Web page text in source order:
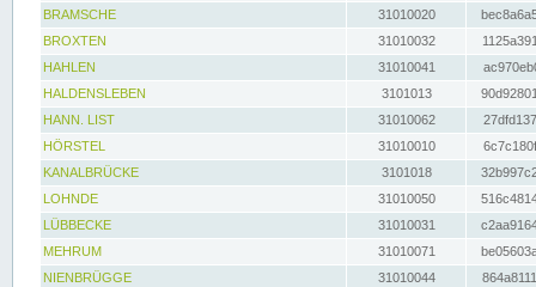
BRAMSCHE
31010020
BROXTEN
31010032
HAHLEN
31010041
HALDENSLEBEN
3101013
HANN. LIST
31010062
HÖRSTEL
31010010
KANALBRÜCKE
3101018
LOHNDE
31010050
LÜBBECKE
31010031
MEHRUM
31010071
NIENBRÜGGE
31010044